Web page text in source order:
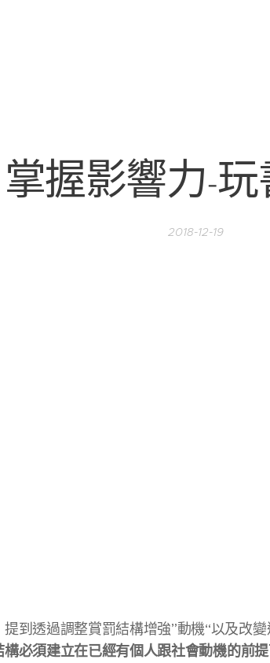
掌握影響力-玩
2018-12-19
到透過調整賞罰結構增強”動機“以及改
必須建立在已經有個人跟社會動機的前